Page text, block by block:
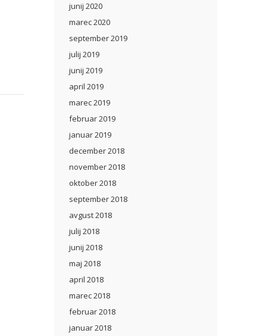
junij 2020
marec 2020
september 2019
julij 2019
junij 2019
april 2019
marec 2019
februar 2019
januar 2019
december 2018
november 2018
oktober 2018
september 2018
avgust 2018
julij 2018
junij 2018
maj 2018
april 2018
marec 2018
februar 2018
januar 2018